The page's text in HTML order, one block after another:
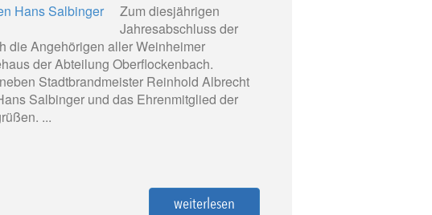
Zum diesjährigen
Jahresabschluss der
die Angehörigen aller Weinheimer
der Abteilung Oberflockenbach.
Stadtbrandmeister Reinhold Albrecht
Salbinger und das Ehrenmitglied der
...
weiterlesen